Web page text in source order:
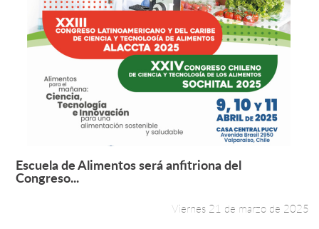
Leer más +
Escuela de Alimentos será anfitriona del
Congreso...
Viernes 21 de marzo de 2025